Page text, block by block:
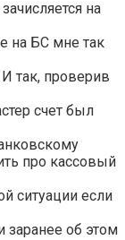
на
на БС мне так
так, проверив
счет был
про кассовый
ситуации если
заранее об этом